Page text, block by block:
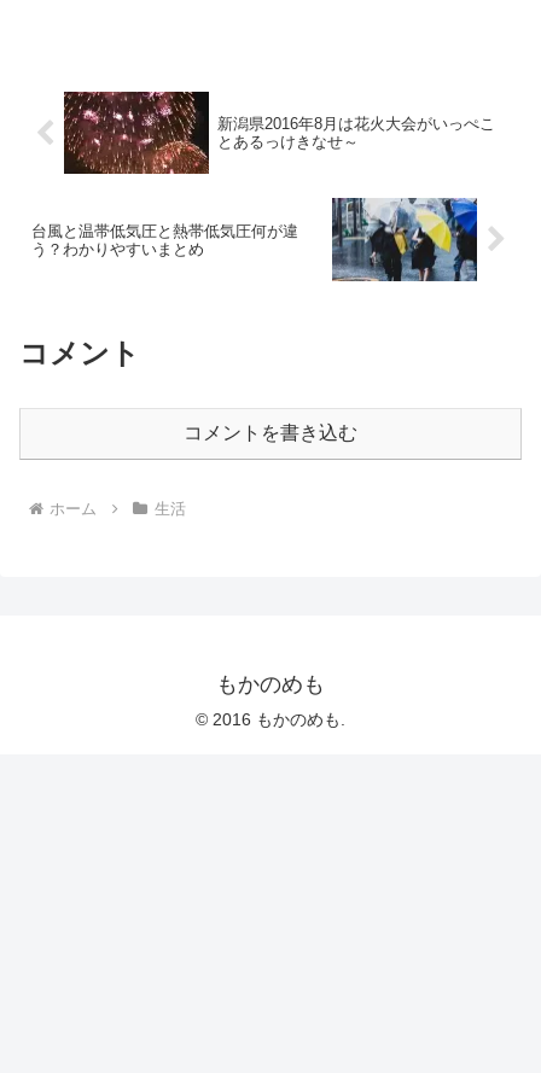
新潟県2016年8月は花火大会がいっぺこ
とあるっけきなせ～
台風と温帯低気圧と熱帯低気圧何が違
う？わかりやすいまとめ
コメント
コメントを書き込む
ホーム 生活
もかのめも
© 2016 もかのめも.